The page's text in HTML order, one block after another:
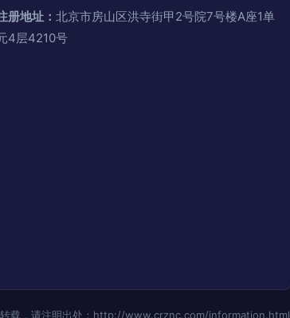
册地址： 北京市房山区洪寺街甲2号院7号楼A座1单
4层4210号
载，请注明出处：http://www.crznc.com/information.html